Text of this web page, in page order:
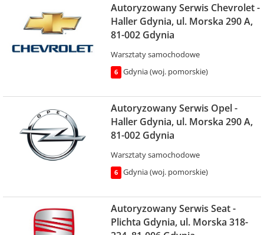
Autoryzowany Serwis Chevrolet -
Haller Gdynia, ul. Morska 290 A,
81-002 Gdynia
Warsztaty samochodowe
6 Gdynia (woj. pomorskie)
Autoryzowany Serwis Opel -
Haller Gdynia, ul. Morska 290 A,
81-002 Gdynia
Warsztaty samochodowe
6 Gdynia (woj. pomorskie)
Autoryzowany Serwis Seat -
Plichta Gdynia, ul. Morska 318-